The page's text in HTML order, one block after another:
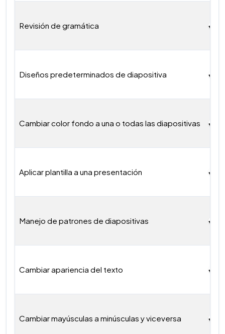
Revisión de gramática
Diseños predeterminados de diapositiva
Cambiar color fondo a una o todas las diapositivas
Aplicar plantilla a una presentación
Manejo de patrones de diapositivas
Cambiar apariencia del texto
Cambiar mayúsculas a minúsculas y viceversa